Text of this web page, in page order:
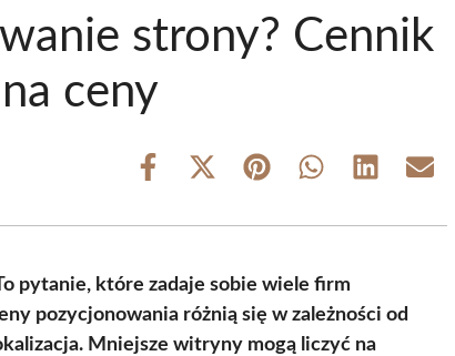
strony? Cennik
ceny
Share
Share
(Twitter)
Share Share Share Share
pytanie, które zadaje sobie wiele firm
pozycjonowania różnią się w zależności od
Mniejsze witryny mogą liczyć na